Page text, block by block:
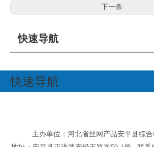
下一条:
快速导航
快速导航
主办单位：河北省丝网产品安平县综